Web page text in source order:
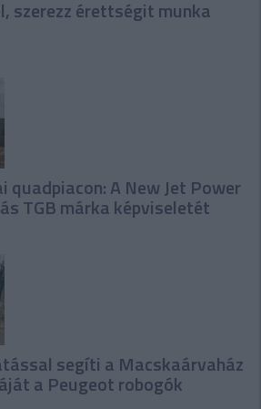
szerezz érettségit munka
quadpiacon: A New Jet Power
TGB márka képviseletét
segíti a Macskaárvaház
a Peugeot robogók